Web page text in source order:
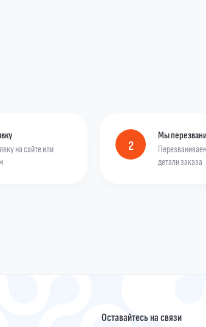
на сайте или
2
Мы
детали заказа
Оставайтесь на связи